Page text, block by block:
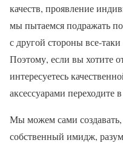
качеств, проявление
мы пытаемся подражать
с другой стороны все-
Поэтому, если вы хотите
интересуетесь
аксессуарами переходите
Мы можем сами
собственный имидж,